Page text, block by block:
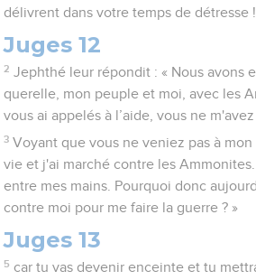
délivrent dans votre temps de détresse
Juges 12
2 Jephthé leur répondit : « Nous avons
querelle, mon peuple et moi, avec les
vous ai appelés à l’aide, vous ne m'avez
3 Voyant que vous ne veniez pas à
vie et j'ai marché contre les
entre mes mains. Pourquoi donc
contre moi pour me faire la guerre ? »
Juges 13
5 car tu vas devenir enceinte et tu